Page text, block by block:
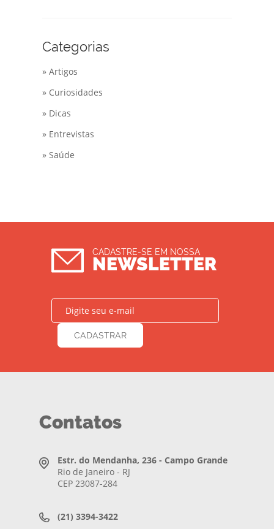
Categorias
» Artigos
» Curiosidades
» Dicas
» Entrevistas
» Saúde
CADASTRE-SE EM NOSSA
NEWSLETTER
Contatos
Estr. do Mendanha, 236 - Campo Grande
Rio de Janeiro - RJ
CEP 23087-284
(21) 3394-3422